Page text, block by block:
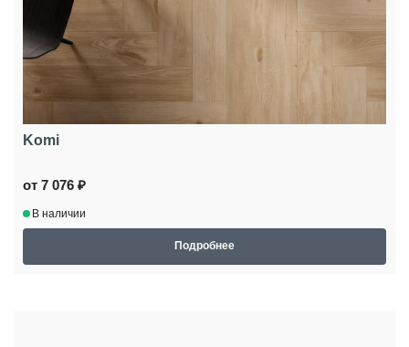
Komi
от 7 076 ₽
В наличии
Подробнее